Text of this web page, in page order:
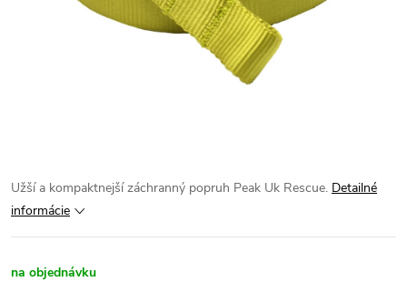
Užší a kompaktnejší záchranný popruh Peak Uk Rescue. Detailné
informácie
na objednávku